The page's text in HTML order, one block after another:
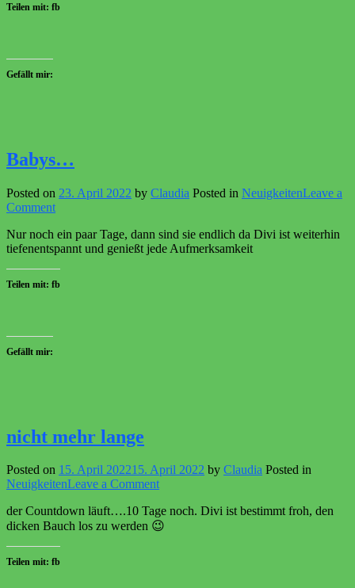
Teilen mit: fb
Gefällt mir:
Babys…
Posted on 23. April 2022 by Claudia Posted in NeuigkeitenLeave a
Commenton
Nur noch ein paar Tage, dann sind sie endlich da Divi ist weiterhin
tiefenentspannt und genießt jede Aufmerksamkeit
Teilen mit: fb
Gefällt mir:
nicht mehr lange
Posted on 15. April 202215. April 2022 by Claudia Posted in
NeuigkeitenLeave a Commenton
mehr
lange
der Countdown läuft….10 Tage noch. Divi ist bestimmt froh, den
dicken Bauch los zu werden 😉
Teilen mit: fb